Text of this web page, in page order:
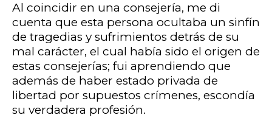
Al coincidir en una consejería, me di
cuenta que esta persona ocultaba un sinfín
de tragedias y sufrimientos detrás de su
mal carácter, el cual había sido el origen de
estas consejerías; fui aprendiendo que
además de haber estado privada de
libertad por supuestos crímenes, escondía
su verdadera profesión.